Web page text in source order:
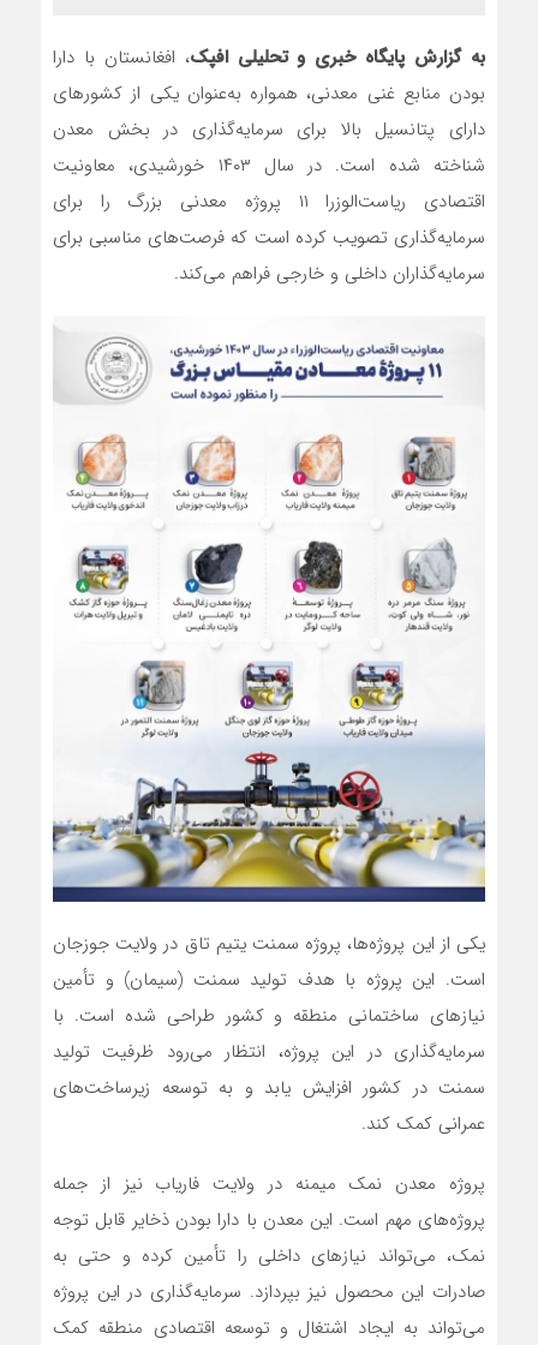
به گزارش پایگاه خبری و تحلیلی افپک، افغانستان با دارا
بودن منابع غنی معدنی، همواره به‌عنوان یکی از کشورهای
دارای پتانسیل بالا برای سرمایه‌گذاری در بخش معدن
شناخته شده است. در سال ۱۴۰۳ خورشیدی، معاونیت
اقتصادی ریاست‌الوزرا ۱۱ پروژه معدنی بزرگ را برای
سرمایه‌گذاری تصویب کرده است که فرصت‌های مناسبی برای
سرمایه‌گذاران داخلی و خارجی فراهم می‌کند.
یکی از این پروژه‌ها، پروژه سمنت یتیم تاق در ولایت جوزجان
است. این پروژه با هدف تولید سمنت (سیمان) و تأمین
نیازهای ساختمانی منطقه و کشور طراحی شده است. با
سرمایه‌گذاری در این پروژه، انتظار می‌رود ظرفیت تولید
سمنت در کشور افزایش یابد و به توسعه زیرساخت‌های
عمرانی کمک کند.
پروژه معدن نمک میمنه در ولایت فاریاب نیز از جمله
پروژه‌های مهم است. این معدن با دارا بودن ذخایر قابل توجه
نمک، می‌تواند نیازهای داخلی را تأمین کرده و حتی به
صادرات این محصول نیز بپردازد. سرمایه‌گذاری در این پروژه
می‌تواند به ایجاد اشتغال و توسعه اقتصادی منطقه کمک